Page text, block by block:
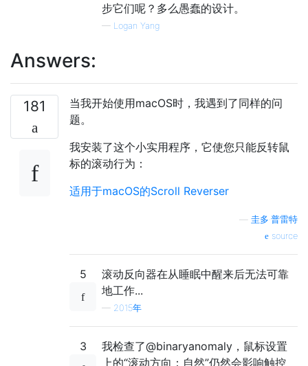
步它们呢？多么愚蠢的设计。
— Logan Yang
Answers:
181
当我开始使用macOS时，我遇到了同样的问
题。
我安装了这个小实用程序，它使您只能反转鼠
标的滚动行为：
适用于macOS的Scroll Reverser
圭多·普雷特
source
5
滚动反向器在从睡眠中醒来后无法可靠
地工作...
— 2015年
3
我检查了@binaryanomaly，鼠标设置
上的“滚动方向：自然”仍然会影响触控